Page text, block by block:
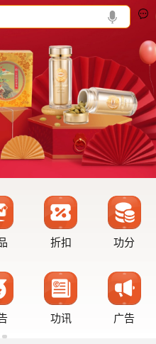
折扣 功分
功讯 广告